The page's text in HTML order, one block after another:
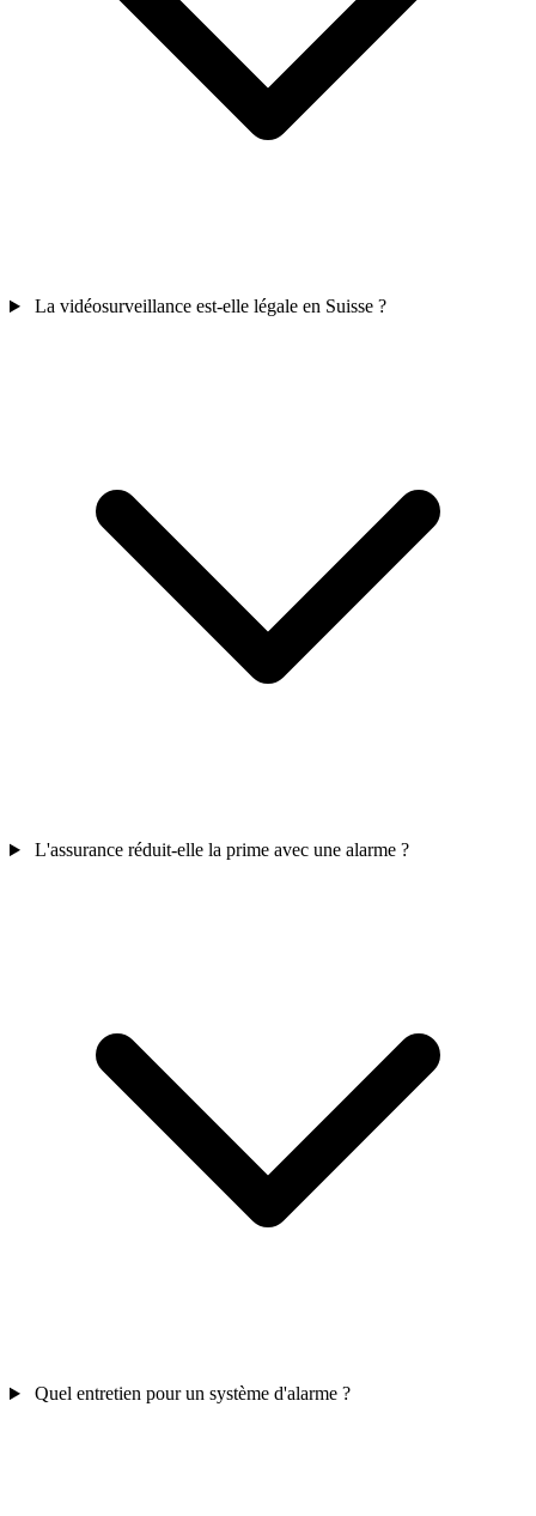
La vidéosurveillance est-elle légale en Suisse ?
L'assurance réduit-elle la prime avec une alarme ?
Quel entretien pour un système d'alarme ?